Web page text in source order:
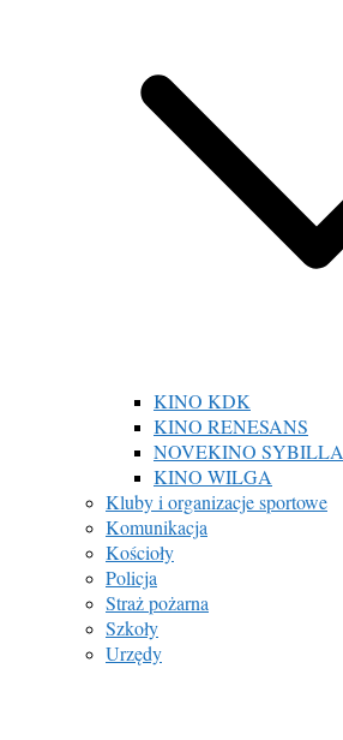
KINO KDK
KINO RENESANS
NOVEKINO SYBILLA
KINO WILGA
Kluby i organizacje sportowe
Komunikacja
Kościoły
Policja
Straż pożarna
Szkoły
Urzędy